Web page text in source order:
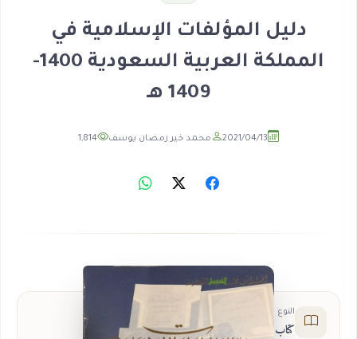
دليل المؤلفات الإسلامية في
المملكة العربية السعودية 1400-
1409 هـ
2021/04/13 محمد خير رمضان يوسف 1,814
النوع
كتاب